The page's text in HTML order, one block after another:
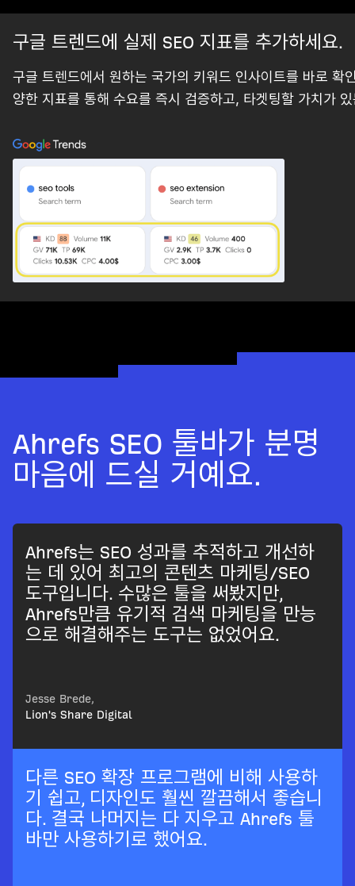
구글 트렌드에 실제 SEO 지표를 추가하세요.
구글 트렌드에서 원하는 국가의 키워드 인사이트를 바로
양한 지표를 통해 수요를 즉시 검증하고, 타겟팅할 가치가
Ahrefs SEO 툴바가 분명
마음에 드실 거예요.
Ahrefs는 SEO 성과를 추적하고 개선하
는 데 있어 최고의 콘텐츠 마케팅/SEO
도구입니다. 수많은 툴을 써봤지만,
Ahrefs만큼 유기적 검색 마케팅을 만능
으로 해결해주는 도구는 없었어요.
Jesse Brede,
Lion's Share Digital
다른 SEO 확장 프로그램에 비해 사용하
기 쉽고, 디자인도 훨씬 깔끔해서 좋습니
다. 결국 나머지는 다 지우고 Ahrefs 툴
바만 사용하기로 했어요.